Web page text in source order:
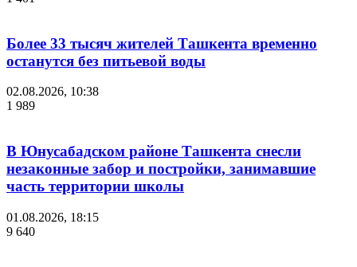
Более 33 тысяч жителей Ташкента временно
останутся без питьевой воды
02.08.2026, 10:38
1 989
В Юнусабадском районе Ташкента снесли
незаконные забор и постройки, занимавшие
часть территории школы
01.08.2026, 18:15
9 640